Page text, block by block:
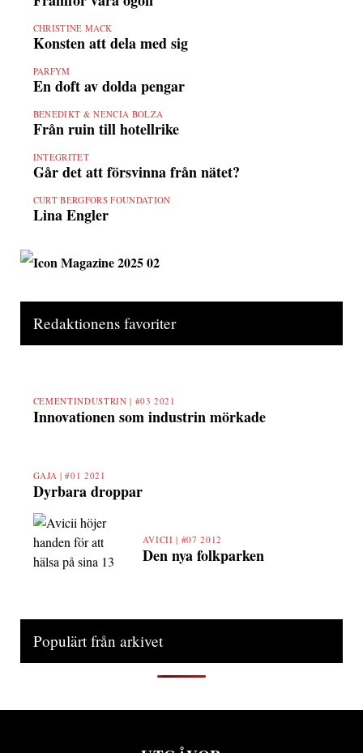
CHRISTINE MACK
Konsten att dela med sig
PARFYM
En doft av dolda pengar
BENEDIKT & NENCIA BOLZA
Från ruin till hotellrike
INTEGRITET
Går det att försvinna från nätet?
CURT BERGFORS FOUNDATION
Lina Engler
Redaktionens favoriter
CEMENTINDUSTRIN | #03 2021
Innovationen som industrin mörkade
GAJA |#01 2021
Dyrbara droppar
AVICII | #07 2012
Den nya folkparken
Populärt från arkivet